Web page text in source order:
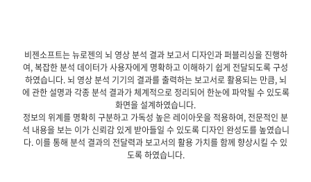
비젠소프트는 뉴로젠의 뇌 영상 분석 결과 보고서 디자인과 퍼블리싱을 진행하
여, 복잡한 분석 데이터가 사용자에게 명확하고 이해하기 쉽게 전달되도록 구성
하였습니다. 뇌 영상 분석 기기의 결과를 출력하는 보고서로 활용되는 만큼, 뇌
에 관한 설명과 각종 분석 결과가 체계적으로 정리되어 한눈에 파악될 수 있도록
화면을 설계하였습니다.
정보의 위계를 명확히 구분하고 가독성 높은 레이아웃을 적용하여, 전문적인 분
석 내용을 보는 이가 신뢰감 있게 받아들일 수 있도록 디자인 완성도를 높였습니
다. 이를 통해 분석 결과의 전달력과 보고서의 활용 가치를 함께 향상시킬 수 있
도록 하였습니다.